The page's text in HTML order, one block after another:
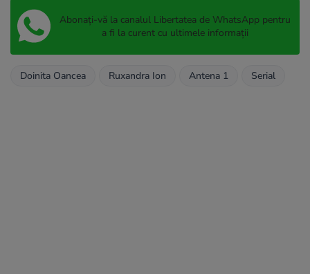
Abonați-vă la canalul Libertatea de WhatsApp pentru
a fi la curent cu ultimele informații
Doinita Oancea Ruxandra Ion Antena 1 Serial